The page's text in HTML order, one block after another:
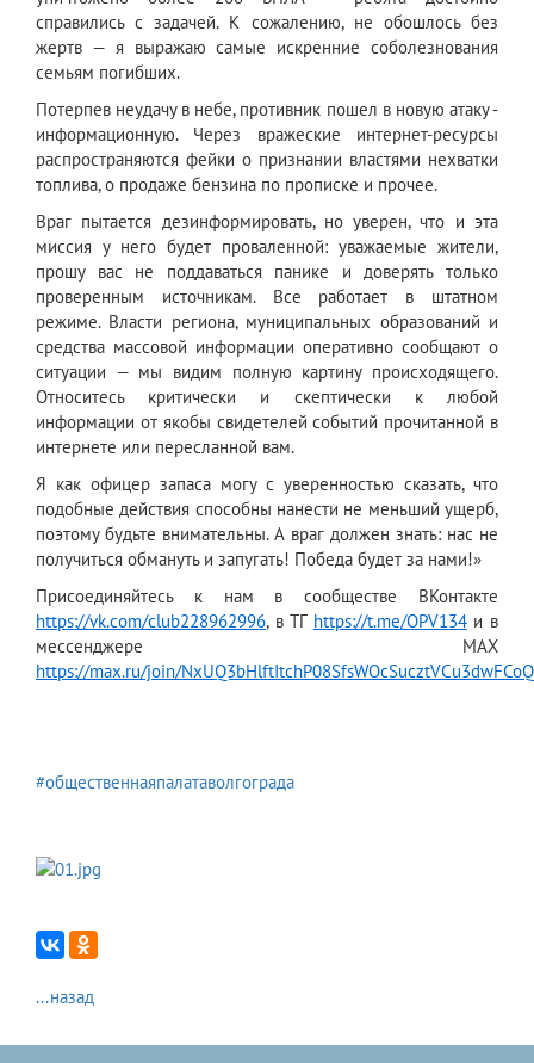
справились с задачей. К сожалению, не обошлось без
жертв — я выражаю самые искренние соболезнования
семьям погибших.
Потерпев неудачу в небе, противник пошел в новую атаку -
информационную. Через вражеские интернет-ресурсы
распространяются фейки о признании властями нехватки
топлива, о продаже бензина по прописке и прочее.
Враг пытается дезинформировать, но уверен, что и эта
миссия у него будет проваленной: уважаемые жители,
прошу вас не поддаваться панике и доверять только
проверенным источникам. Все работает в штатном
режиме. Власти региона, муниципальных образований и
средства массовой информации оперативно сообщают о
ситуации — мы видим полную картину происходящего.
Относитесь критически и скептически к любой
информации от якобы свидетелей событий прочитанной в
интернете или пересланной вам.
Я как офицер запаса могу с уверенностью сказать, что
подобные действия способны нанести не меньший ущерб,
поэтому будьте внимательны. А враг должен знать: нас не
получиться обмануть и запугать! Победа будет за нами!»
Присоединяйтесь к нам в сообществе ВКонтакте
https://vk.com/club228962996, в ТГ https://t.me/OPV134и в
мессенджере МАХ
https://max.ru/join/
#общественнаяпалатаволгограда
...назад